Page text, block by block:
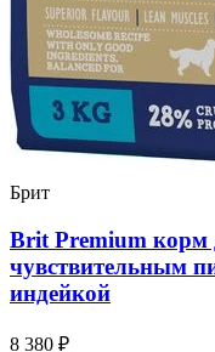
Брит
Brit Premium корм
чувствительным
индейкой
8 380 ₽